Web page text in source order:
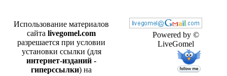
Powered by ©
LiveGomel
Использование материалов
сайта livegomel.com
разрешается при условии
установки ссылки (для
интернет-изданий -
гиперссылки) на